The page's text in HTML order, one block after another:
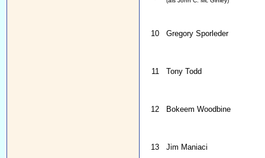
10 Gregory Sporleder
11 Tony Todd
12 Bokeem Woodbine
13 Jim Maniaci